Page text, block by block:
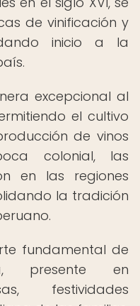
de vinificación y
inicio a la
excepcional al
el cultivo
de vinos
colonial, las
en las regiones
la tradición
fundamental de
presente en
festividades